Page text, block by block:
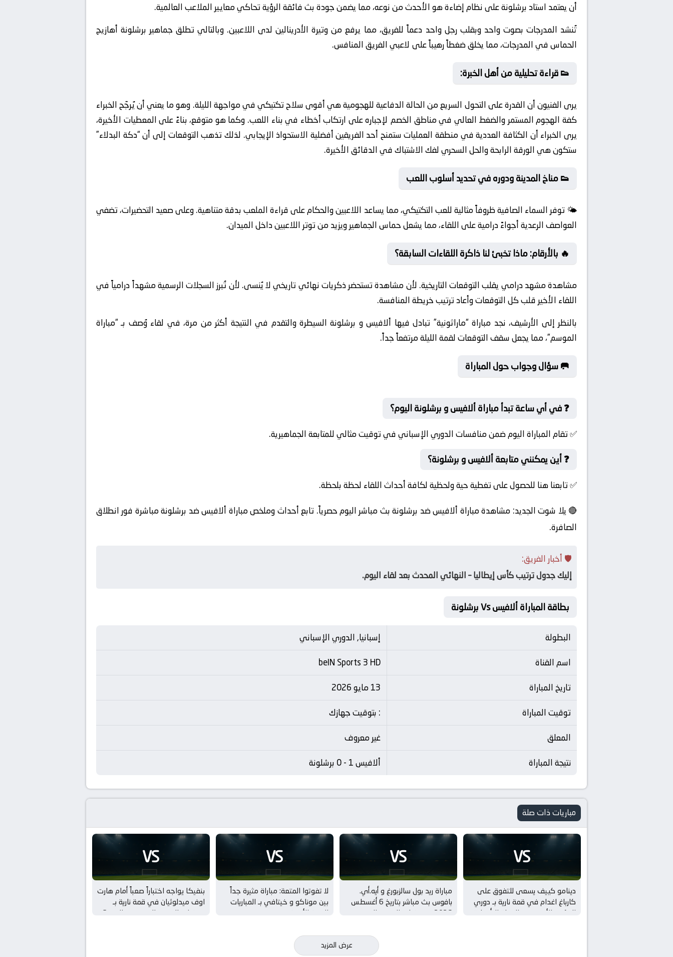
أن يعتمد استاد برشلونة على نظام إضاءة هو الأحدث من نوعه، مما يضمن جودة بث فائقة الرؤية تحاكي معايير الملاعب العالمية.
تُنشد المدرجات بصوت واحد وبقلب رجل واحد دعماً للفريق، مما يرفع من وتيرة الأدرينالين لدى اللاعبين. وبالتالي تطلق جماهير برشلونة أهازيج
الحماس في المدرجات، مما يخلق ضغطاً رهيباً على لاعبي الفريق المنافس.
👟 قراءة تحليلية من أهل الخبرة:
يرى الفنيون أن القدرة على التحول السريع من الحالة الدفاعية للهجومية هي أقوى سلاح تكتيكي في مواجهة الليلة. وهو ما يعني أن يُرجّح الخبراء
كفة الهجوم المستمر والضغط العالي في مناطق الخصم لإجباره على ارتكاب أخطاء في بناء اللعب. وكما هو متوقع، بناءً على المعطيات الأخيرة،
يرى الخبراء أن الكثافة العددية في منطقة العمليات ستمنح أحد الفريقين أفضلية الاستحواذ الإيجابي. لذلك تذهب التوقعات إلى أن “دكة البدلاء”
ستكون هي الورقة الرابحة والحل السحري لفك الاشتباك في الدقائق الأخيرة.
👟 مناخ المدينة ودوره في تحديد أسلوب اللعب
🌤️ توفر السماء الصافية ظروفاً مثالية للعب التكتيكي، مما يساعد اللاعبين والحكام على قراءة الملعب بدقة متناهية. وعلى صعيد التحضيرات، تضفي
العواصف الرعدية أجواءً درامية على اللقاء، مما يشعل حماس الجماهير ويزيد من توتر اللاعبين داخل الميدان.
🔥 بالأرقام: ماذا تخبئ لنا ذاكرة اللقاءات السابقة؟
مشاهدة مشهد درامي يقلب التوقعات التاريخية. لأن مشاهدة تستحضر ذكريات نهائي تاريخي لا يُنسى. لأن تُبرز السجلات الرسمية مشهداً درامياً في
اللقاء الأخير قلب كل التوقعات وأعاد ترتيب خريطة المنافسة.
بالنظر إلى الأرشيف، نجد مباراة “ماراثونية” تبادل فيها ألافيس و برشلونة السيطرة والتقدم في النتيجة أكثر من مرة، في لقاء وُصف بـ “مباراة
الموسم”، مما يجعل سقف التوقعات لقمة الليلة مرتفعاً جداً.
🥅 سؤال وجواب حول المباراة
❓ في أي ساعة تبدأ مباراة ألافيس و برشلونة اليوم؟
✅ تقام المباراة اليوم ضمن منافسات الدوري الإسباني في توقيت مثالي للمتابعة الجماهيرية.
❓ أين يمكنني متابعة ألافيس و برشلونة؟
✅ تابعنا هنا للحصول على تغطية حية ولحظية لكافة أحداث اللقاء لحظة بلحظة.
🔴 يلا شوت الجديد: مشاهدة مباراة ألافيس ضد برشلونة بث مباشر اليوم حصرياً. تابع أحداث وملخص مباراة ألافيس ضد برشلونة مباشرة فور انطلاق
الصافرة.
🛡️ أخبار الفريق:
إليك جدول ترتيب كأس إيطاليا – النهائي المحدث بعد لقاء اليوم.
بطاقة المباراة ألافيس Vs برشلونة
البطولة
إسبانيا, الدوري الإسباني
اسم القناة
beIN Sports 3 HD
تاريخ المباراة
13 مايو 2026
توقيت المباراة
: بتوقيت جهازك
المعلق
غير معروف
نتيجة المباراة
ألافيس 1 - 0 برشلونة
مباريات ذات صلة
VS
دينامو كييف يسعى للتفوق على
كارباغ اغدام في قمة نارية بـ دوري
المؤتمر الأوروبي – الجولة التأهيلية
VS
مباراة ريد بول سالزبورغ و أيه.أي.
بافوس بث مباشر بتاريخ 6 أغسطس
2026 بـ تصفيات الدوري الاوروبي –
VS
لا تفوتوا المتعة: مباراة مثيرة جداً
بين موناكو و خيتافي بـ المباريات
الودية للأندية
VS
بنفيكا يواجه اختباراً صعباً أمام هارت
اوف ميدلوثيان في قمة نارية بـ
تصفيات الدوري الاوروبي – الدور 3
عرض المزيد